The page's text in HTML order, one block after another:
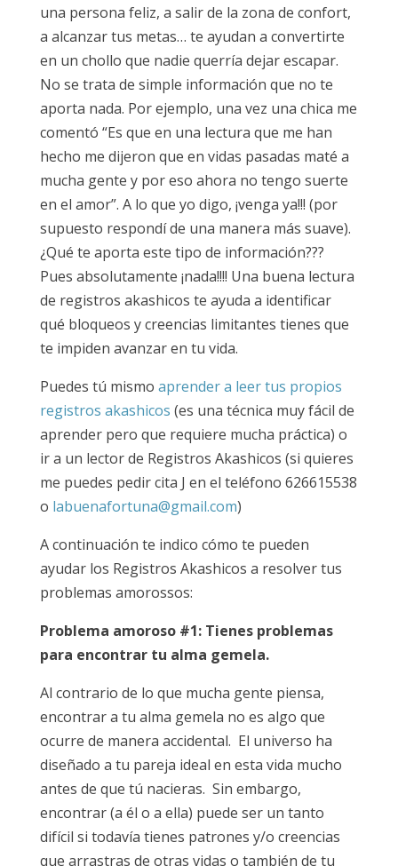
una persona feliz, a salir de la zona de confort,
a alcanzar tus metas… te ayudan a convertirte
en un chollo que nadie querría dejar escapar.
No se trata de simple información que no te
aporta nada. Por ejemplo, una vez una chica me
comentó “Es que en una lectura que me han
hecho me dijeron que en vidas pasadas maté a
mucha gente y por eso ahora no tengo suerte
en el amor”. A lo que yo digo, ¡venga ya!!! (por
supuesto respondí de una manera más suave).
¿Qué te aporta este tipo de información???
Pues absolutamente ¡nada!!!! Una buena lectura
de registros akashicos te ayuda a identificar
qué bloqueos y creencias limitantes tienes que
te impiden avanzar en tu vida.
Puedes tú mismo aprender a leer tus propios
registros akashicos (es una técnica muy fácil de
aprender pero que requiere mucha práctica) o
ir a un lector de Registros Akashicos (si quieres
me puedes pedir cita J en el teléfono 626615538
o labuenafortuna@gmail.com)
A continuación te indico cómo te pueden
ayudar los Registros Akashicos a resolver tus
problemas amorossos:
Problema amoroso #1: Tienes problemas
para encontrar tu alma gemela.
Al contrario de lo que mucha gente piensa,
encontrar a tu alma gemela no es algo que
ocurre de manera accidental. El universo ha
diseñado a tu pareja ideal en esta vida mucho
antes de que tú nacieras. Sin embargo,
encontrar (a él o a ella) puede ser un tanto
difícil si todavía tienes patrones y/o creencias
que arrastras de otras vidas o también de tu